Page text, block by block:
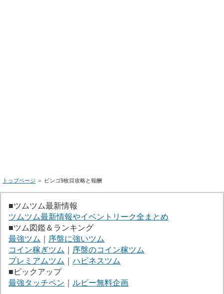
トップページ ＞ ビンゴ9枚目攻略と報酬
■ツムツム最新情報
ツムツム最新情報やイベントリーク全まとめ
■ツム図鑑＆ランキング
最強ツム
序盤に強いツム
コイン稼ぎツム
序盤のコイン稼ツム
プレミアムツム
ハピネスツム
■ピックアップ
最強タッチペン
ルビー無料企画